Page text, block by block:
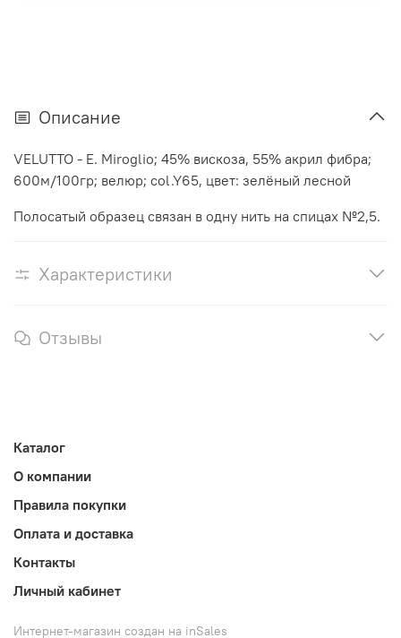
Описание
VELUTTO - E. Miroglio; 45% вискоза, 55% акрил фибра;
600м/100гр; велюр; col.Y65, цвет: зелёный лесной
Полосатый образец связан в одну нить на спицах №2,5.
Характеристики
Отзывы
Каталог
О компании
Правила покупки
Оплата и доставка
Контакты
Личный кабинет
Интернет-магазин создан на inSales